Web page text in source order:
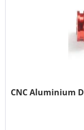
CNC Aluminium